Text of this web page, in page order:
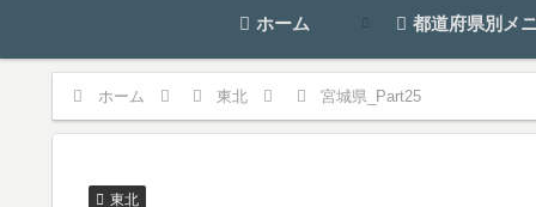
ホーム 都道府県別メ
ホーム 東北 宮城県_Part25
東北